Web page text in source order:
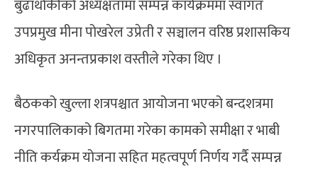
बुढाथोकीको अध्यक्षतामा सम्पन्न कार्यक्रममा स्वागत
उपप्रमुख मीना पोखरेल उप्रेती र सञ्चालन वरिष्ठ प्रशासकिय
अधिकृत अनन्तप्रकाश वस्तीले गरेका थिए ।
बैठकको खुल्ला शत्रपश्चात आयोजना भएको बन्दशत्रमा
नगरपालिकाको बिगतमा गरेका कामको समीक्षा र भाबी
नीति कर्यक्रम योजना सहित महत्वपूर्ण निर्णय गर्दै सम्पन्न